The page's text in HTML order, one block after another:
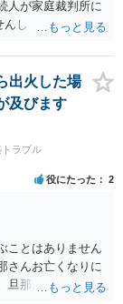
人が家庭裁判所に
んし，相続放棄を
れても文句が言え
もらえません。 立
ずは滞納賃料の
出火した場
及びます
ラブル
役にたった 2
ことはありません
さんお亡くなりに
旦那さんが損害賠